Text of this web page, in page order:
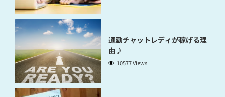
通勤チャットレディが稼げる理
由♪
10577 Views